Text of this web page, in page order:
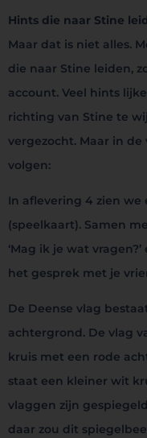
Hints die naar Stine
Maar dat is niet alles.
die naar Stine leiden,
account. Veel hints
richting van Stine te
vergezocht. Maar in
volgen:
In aflevering 4 zien
(speelkaart). Samen
‘Mag ik je wat
het gesprek met je
De Deense vlag
achtergrond. De vlag
kruis met een rode
staat een kleiner wit
vlaggen zijn
daar zou dit